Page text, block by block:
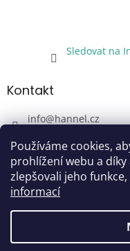
Používáme cookies,
prohlížení webu a
zlepšovali jeho
informací
Sledovat na
Kontakt
info@hannel.cz
+420733345621
Sledujte nás!
hannel.cz